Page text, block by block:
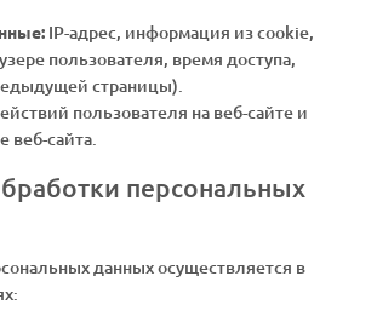
IP-адрес, информация из cookie,
пользователя, время доступа,
страницы).
пользователя на веб-сайте и
веб-сайта.
персональных
данных осуществляется в